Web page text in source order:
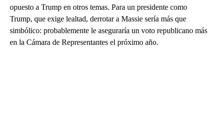
opuesto a Trump en otros temas. Para un presidente como
Trump, que exige lealtad, derrotar a Massie sería más que
simbólico: probablemente le aseguraría un voto republicano más
en la Cámara de Representantes el próximo año.